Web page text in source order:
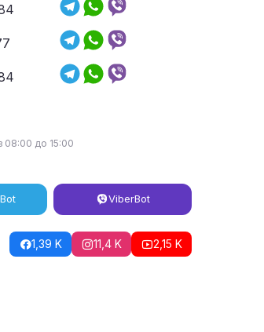
08:00 до 15:00
Bot ViberBot
1,39 K 11,4 K 2,15 K